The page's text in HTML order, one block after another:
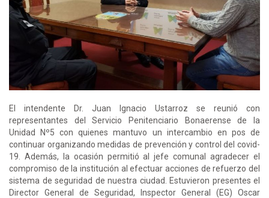
El intendente Dr. Juan Ignacio Ustarroz se reunió con
representantes del Servicio Penitenciario Bonaerense de la
Unidad Nº5 con quienes mantuvo un intercambio en pos de
continuar organizando medidas de prevención y control del covid-
19. Además, la ocasión permitió al jefe comunal agradecer el
compromiso de la institución al efectuar acciones de refuerzo del
sistema de seguridad de nuestra ciudad. Estuvieron presentes el
Director General de Seguridad, Inspector General (EG) Oscar